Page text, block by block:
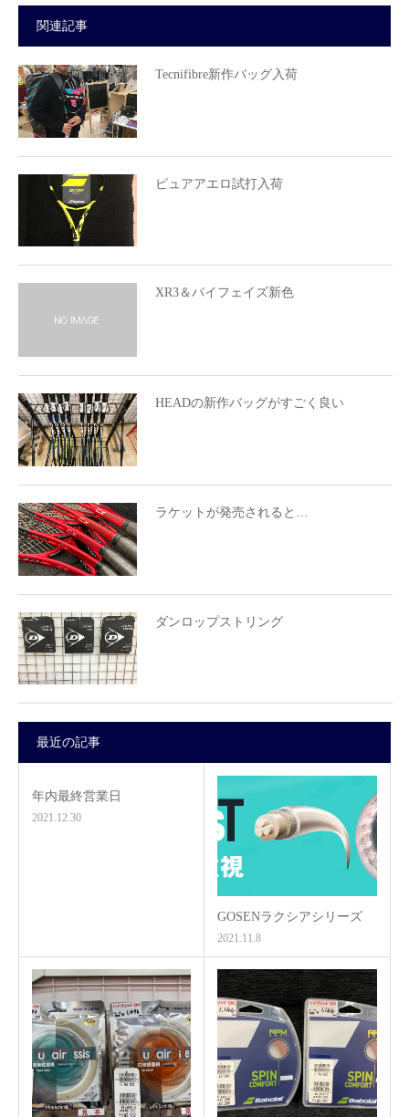
関連記事
Tecnifibre新作バッグ入荷
ピュアアエロ試打入荷
XR3＆バイフェイズ新色
HEADの新作バッグがすごく良い
ラケットが発売されると…
ダンロップストリング
最近の記事
年内最終営業日
2021.12.30
GOSENラクシアシリーズ
2021.11.8